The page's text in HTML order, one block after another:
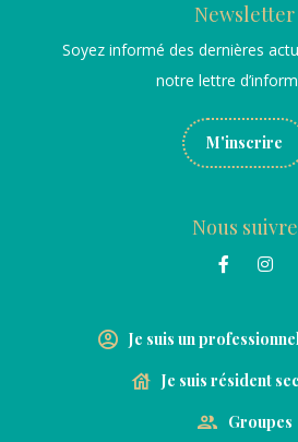
Newsletter
Soyez informé des dernières
notre lettre
M'inscrire
Nous suivre
Je suis un
Je suis résident
Groupes